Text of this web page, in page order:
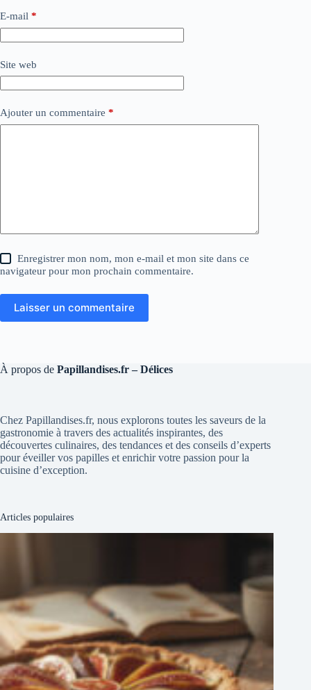
E-mail *
Site web
Ajouter un commentaire *
Enregistrer mon nom, mon e-mail et mon site dans ce
navigateur pour mon prochain commentaire.
Laisser un commentaire
À propos de Papillandises.fr – Délices
Chez Papillandises.fr, nous explorons toutes les saveurs de la
gastronomie à travers des actualités inspirantes, des
découvertes culinaires, des tendances et des conseils d’experts
pour éveiller vos papilles et enrichir votre passion pour la
cuisine d’exception.
Articles populaires